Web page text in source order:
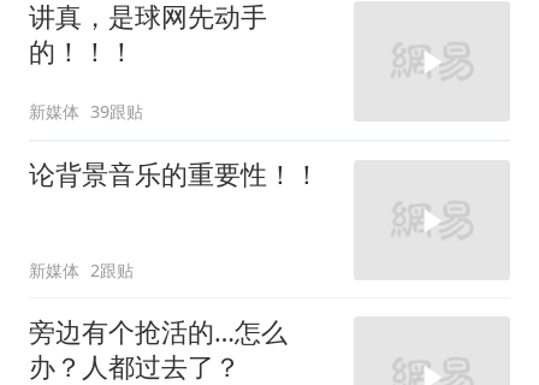
讲真，是球网先动手
的！！！
新媒体 39跟贴
论背景音乐的重要性！！
新媒体 2跟贴
旁边有个抢活的…怎么
办？人都过去了？